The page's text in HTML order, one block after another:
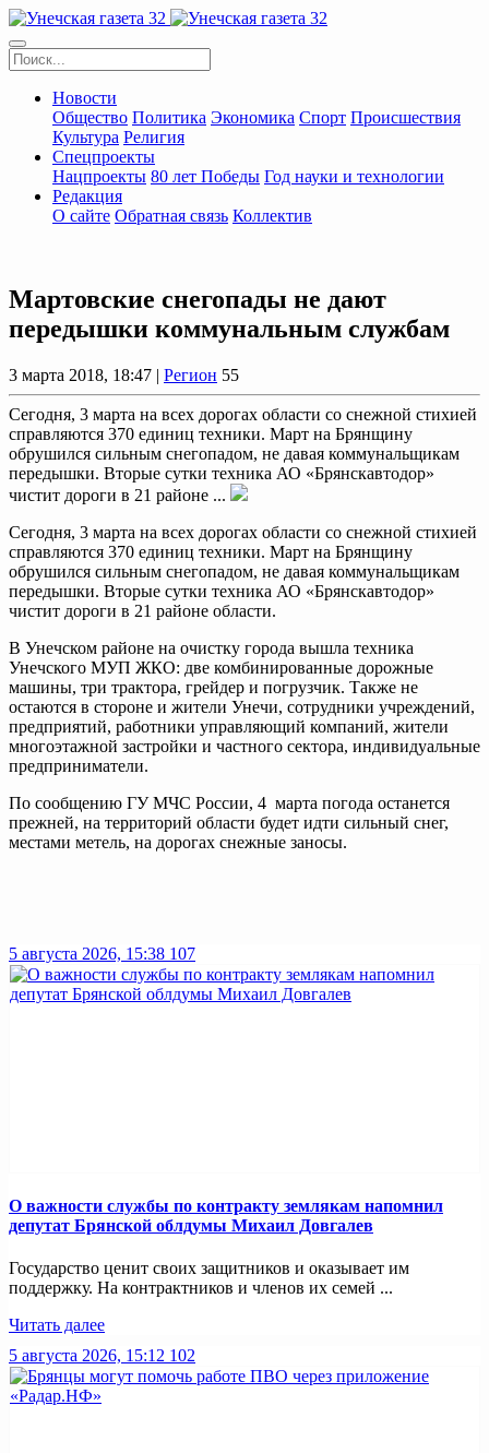
Новости
Общество Политика Экономика Спорт Происшествия
Культура Религия
Спецпроекты
Нацпроекты 80 лет Победы Год науки и технологии
Редакция
О сайте Обратная связь Коллектив
Мартовские снегопады не дают
передышки коммунальным службам
3 марта 2018, 18:47 | Регион 55
Сегодня, 3 марта на всех дорогах области со снежной стихией
справляются 370 единиц техники. Март на Брянщину
обрушился сильным снегопадом, не давая коммунальщикам
передышки. Вторые сутки техника АО «Брянскавтодор»
чистит дороги в 21 районе ...
Сегодня, 3 марта на всех дорогах области со снежной стихией
справляются 370 единиц техники. Март на Брянщину
обрушился сильным снегопадом, не давая коммунальщикам
передышки. Вторые сутки техника АО «Брянскавтодор»
чистит дороги в 21 районе области.
В Унечском районе на очистку города вышла техника
Унечского МУП ЖКО: две комбинированные дорожные
машины, три трактора, грейдер и погрузчик. Также не
остаются в стороне и жители Унечи, сотрудники учреждений,
предприятий, работники управляющий компаний, жители
многоэтажной застройки и частного сектора, индивидуальные
предприниматели.
По сообщению ГУ МЧС России, 4 марта погода останется
прежней, на территорий области будет идти сильный снег,
местами метель, на дорогах снежные заносы.
5 августа 2026, 15:38 107
О важности службы по контракту землякам напомнил
депутат Брянской облдумы Михаил Довгалев
Государство ценит своих защитников и оказывает им
поддержку. На контрактников и членов их семей ...
Читать далее
5 августа 2026, 15:12 102